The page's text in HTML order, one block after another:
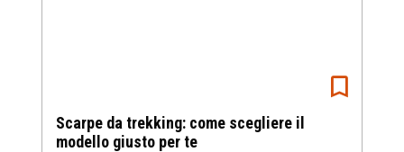
Scarpe da trekking: come scegliere il
modello giusto per te